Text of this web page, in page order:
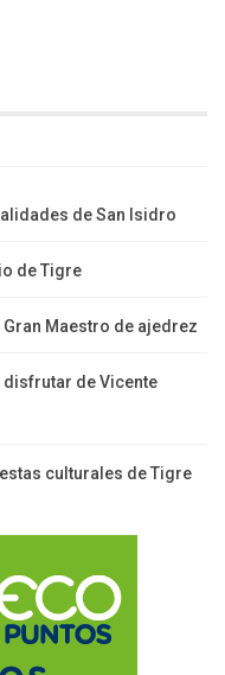
de San Isidro
de Tigre
Maestro de ajedrez
de Vicente
culturales de Tigre